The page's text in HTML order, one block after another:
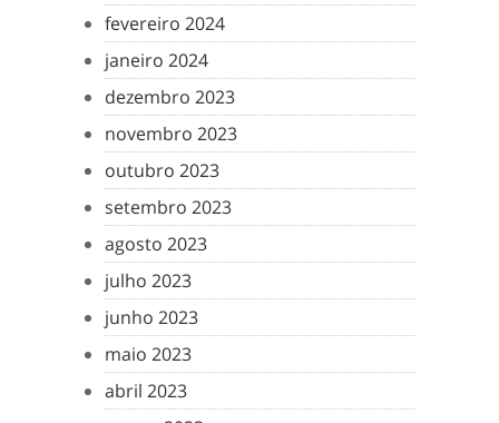
fevereiro 2024
janeiro 2024
dezembro 2023
novembro 2023
outubro 2023
setembro 2023
agosto 2023
julho 2023
junho 2023
maio 2023
abril 2023